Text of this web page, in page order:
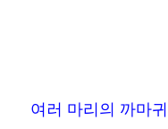
여러 마리의 까마